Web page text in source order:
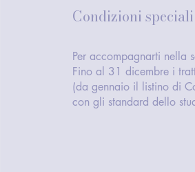
Condizioni
Per accompagnarti nella
Fino al 31 dicembre i
(da gennaio il listino di
con gli standard dello